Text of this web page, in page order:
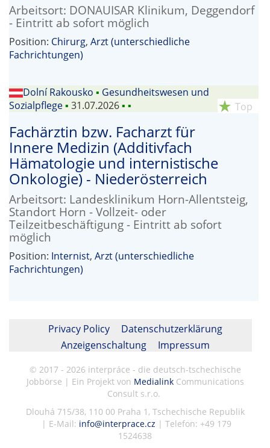
Arbeitsort: DONAUISAR Klinikum, Deggendorf
- Eintritt ab sofort möglich
Position: Chirurg, Arzt (unterschiedliche
Fachrichtungen)
Dolní Rakousko ▪ Gesundheitswesen und
Sozialpflege▪ 31.07.2026▪ ▪ star_rate Top
Fachärztin bzw. Facharzt für
Innere Medizin (Additivfach
Hämatologie und internistische
Onkologie) - Niederösterreich
Arbeitsort: Landesklinikum Horn-Allentsteig,
Standort Horn - Vollzeit- oder
Teilzeitbeschäftigung - Eintritt ab sofort
möglich
Position: Internist, Arzt (unterschiedliche
Fachrichtungen)
Privacy Policy
Datenschutzerklärung
Anzeigenschaltung
Impressum
© 2017 - 2026 interpráce - die deutsch-tschechische
Jobbörse | Ein Projekt von MedialinkCommunications
Consult s.r.o.
Dlouhá 715/38, 110 00 Praha 1, Tschechische Republik
| E-Mail: info@interprace.cz | Telefon: +49 179
1524638